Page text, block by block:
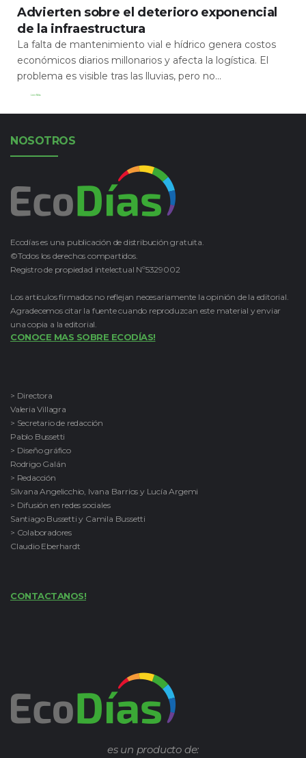
Advierten sobre el deterioro exponencial
de la infraestructura
La falta de mantenimiento vial e hídrico genera costos
económicos diarios millonarios y afecta la logística. El
problema es visible tras las lluvias, pero no...
Leer Más
NOSOTROS
Ecodías es una publicación de distribución gratuita.
©Todos los derechos compartidos.
Registro de propiedad intelectual Nº5329002
Los artículos firmados no reflejan necesariamente la opinión de la editorial.
Agradecemos citar la fuente cuando reproduzcan este material y enviar
una copia a la editorial.
CONOCE MAS SOBRE ECODÍAS!
> Directora
Valeria Villagra
> Secretario de redacción
Pablo Bussetti
> Diseño gráfico
Rodrigo Galán
> Redacción
Silvana Angelicchio, Ivana Barrios y Lucía Argemi
> Difusión en redes sociales
Santiago Bussetti y Camila Bussetti
> Colaboradores
Claudio Eberhardt
CONTACTANOS!
es un producto de: